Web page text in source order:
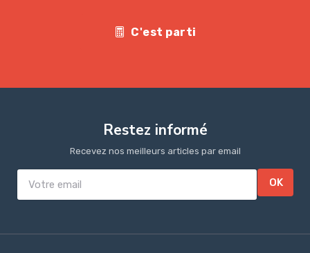
C'est parti
Restez informé
Recevez nos meilleurs articles par email
OK